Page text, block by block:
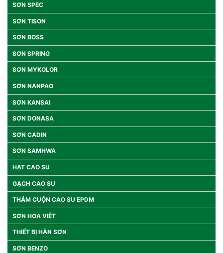
SƠN SPEC
SƠN TISON
SƠN BOSS
SƠN SPRING
SƠN MYKOLOR
SƠN NANPAO
SƠN KANSAI
SƠN DONASA
SƠN CADIN
SƠN SAMHWA
HẠT CAO SU
GẠCH CAO SU
THẢM CUỘN CAO SU EPDM
SƠN HOA VIỆT
THIẾT BỊ HÀN SƠN
SƠN BENZO